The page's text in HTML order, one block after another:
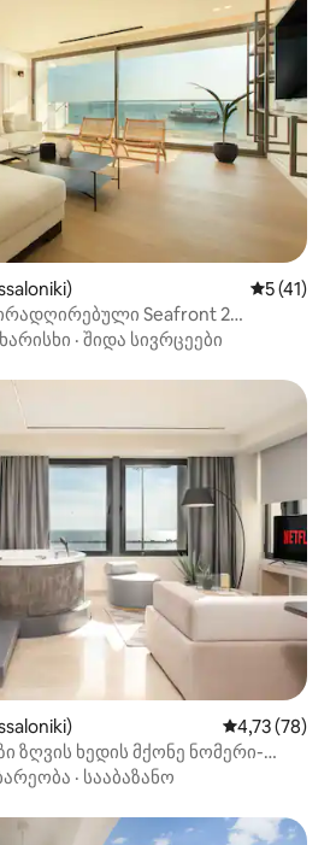
საშუალო
5 (41)
Seafront 2
· შიდა სივრცეები
საშუალო
4,73 (78)
ზღვის ხედის მქონე ნომერი-
· სააბაზანო